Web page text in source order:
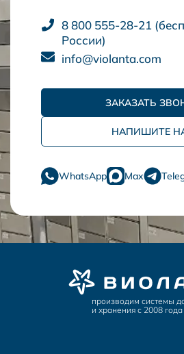
8 800 555-28-21
России)
info@violanta.com
ЗАКАЗАТЬ
НАПИШИТЕ
WhatsApp Max
производим системы
и хранения с 2008 года